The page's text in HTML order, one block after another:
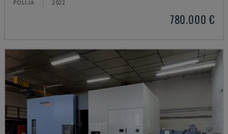
POLIJA 2022
780.000 €